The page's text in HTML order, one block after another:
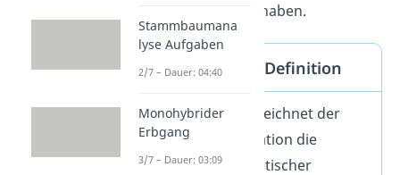
Genotyp (Genpool) haben.
Rekombination Definition
In der Genetik bezeichnet der
Begriff Rekombination die
Neuordnung
genetischer
Stammbaumana
lyse Aufgaben
2/7 – Dauer: 04:40
Monohybrider
Erbgang
3/7 – Dauer: 03:09